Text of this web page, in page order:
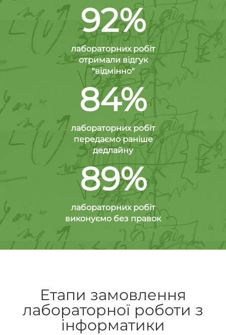
92%
лабораторних робіт
отримали відгук
"відмінно"
84%
лабораторних робіт
передаємо раніше
дедлайну
89%
лабораторних робіт
виконуємо без правок
Етапи замовлення
лабораторної роботи з
інформатики